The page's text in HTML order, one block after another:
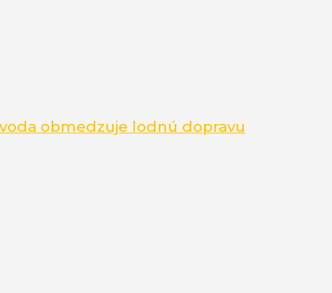
obmedzuje lodnú dopravu